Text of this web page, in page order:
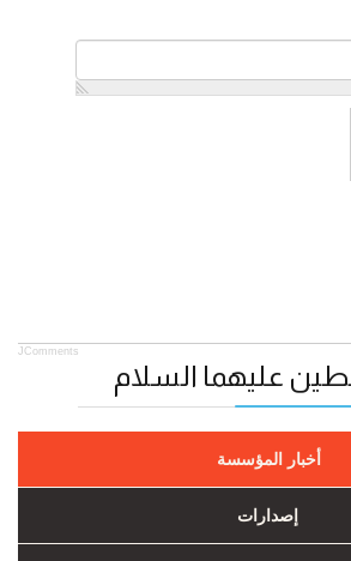
JComments
عليهما السلام
أخبار المؤسسة
إصدارات